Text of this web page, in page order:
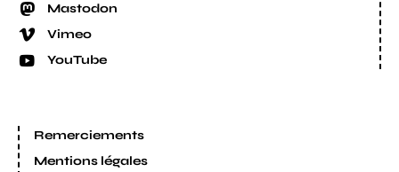
Mastodon
Vimeo
YouTube
Remerciements
Mentions légales